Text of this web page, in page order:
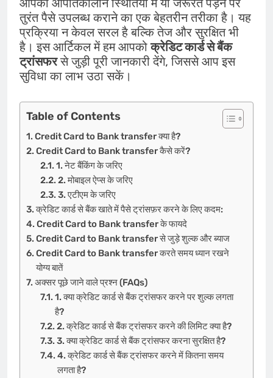
तुरंत पैसे उपलब्ध कराने का एक बेहतरीन तरीका है। यह
प्रक्रिया न केवल सरल है बल्कि तेज और सुरक्षित भी
है। इस आर्टिकल में हम आपकोक्रेडिट कार्ड से बैंक
ट्रांसफरसे जुड़ी पूरी जानकारी देंगे, जिससे आप इस
सुविधा का लाभ उठा सकें।
Table of Contents
Credit Card to Bank transfer क्या है?
Credit Card to Bank transfer कैसे करें?
1. नेट बैंकिंग के जरिए
2. मोबाइल ऐप्स के जरिए
3. एटीएम के जरिए
क्रेडिट कार्ड से बैंक खाते में पैसे ट्रांसफ़र करने के लिए कदम:
Credit Card to Bank transfer के फायदे
Credit Card to Bank transfer से जुड़े शुल्क और ब्याज
Credit Card to Bank transfer करते समय ध्यान रखने
योग्य बातें
अक्सर पूछे जाने वाले प्रश्न (FAQs)
1. क्या क्रेडिट कार्ड से बैंक ट्रांसफर करने पर शुल्क लगता
है?
2. क्रेडिट कार्ड से बैंक ट्रांसफर करने की लिमिट क्या है?
3. क्या क्रेडिट कार्ड से बैंक ट्रांसफर करना सुरक्षित है?
4. क्रेडिट कार्ड से बैंक ट्रांसफर करने में कितना समय
लगता है?